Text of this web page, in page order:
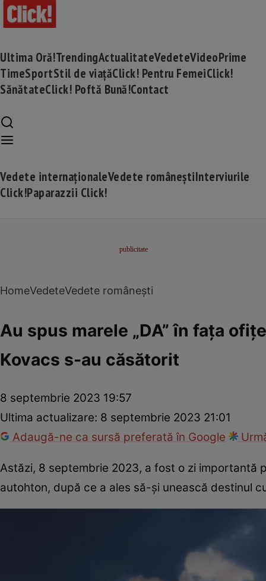
Ultima Oră!TrendingActualitateVedeteVideoPrime
TimeSportStil de viațăClick! Pentru FemeiClick!
SănătateClick! Poftă Bună!Contact
Vedete internaționaleVedete româneștiInterviurile
Click!Paparazzii Click!
HomeVedeteVedete românești
Au spus marele „DA” în fața
Kovacs s-au căsătorit
8 septembrie 2023 19:57
Ultima actualizare: 8 septembrie 2023 21:01
Adaugă-ne ca sursă preferată în Google
Astăzi, 8 septembrie 2023, a fost o zi importantă
autohton, după ce a ales să-și unească destinul